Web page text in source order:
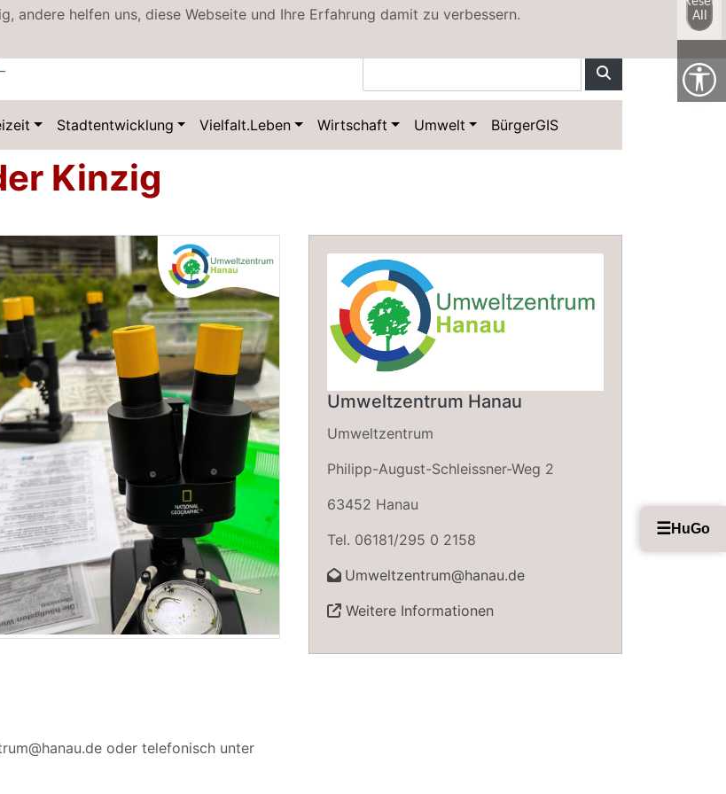
andere helfen uns, diese Webseite und Ihre Erfahrung damit zu verbessern.
Stadtentwicklung Vielfalt.Leben Wirtschaft Umwelt BürgerGIS
Kinzig
oder telefonisch unter
Umweltzentrum Hanau
Umweltzentrum
Philipp-August-Schleissner-Weg 2
63452 Hanau
Tel. 06181/295 0 2158
Umweltzentrum@hanau.de
Weitere Informationen
☰HuGo
All